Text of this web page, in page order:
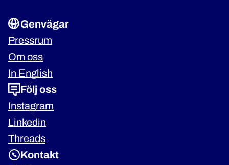
Genvägar
Pressrum
Om oss
In English
Följ oss
Instagram
Linkedin
Threads
Kontakt